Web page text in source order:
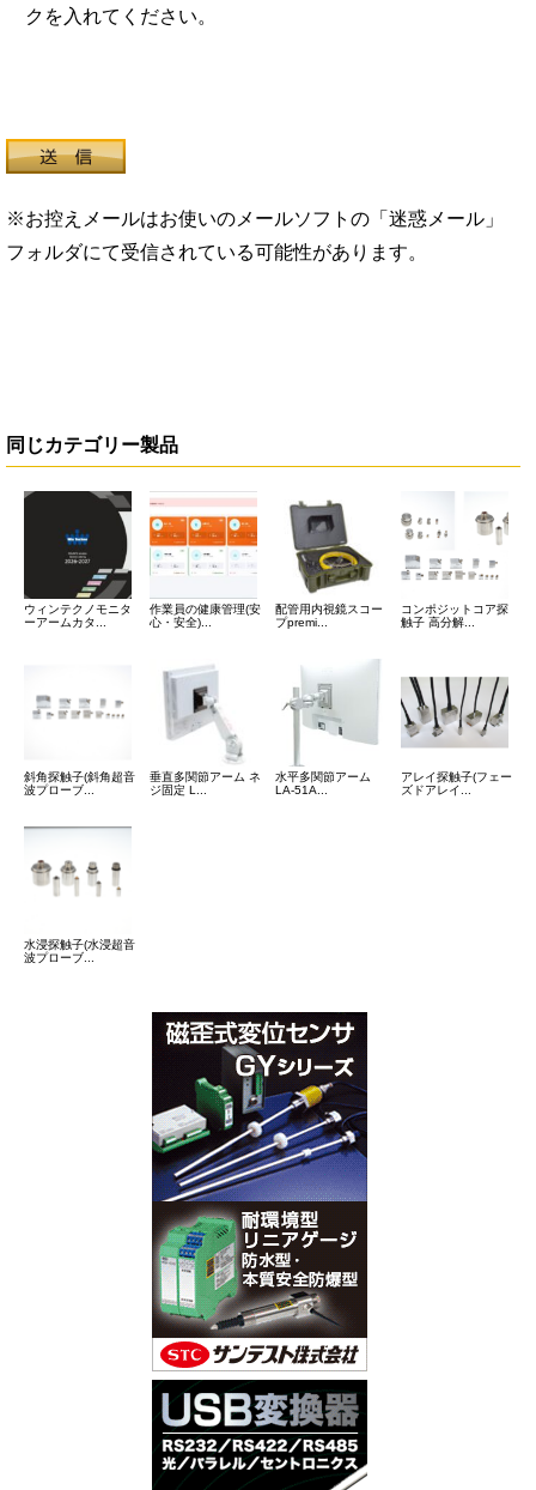
クを入れてください。
※お控えメールはお使いのメールソフトの「迷惑メール」
フォルダにて受信されている可能性があります。
同じカテゴリー製品
ウィンテクノモニタ
ーアームカタ...
作業員の健康管理(安
心・安全)...
配管用内視鏡スコー
プpremi...
コンポジットコア探
触子 高分解...
斜角探触子(斜角超音
波プローブ...
垂直多関節アーム ネ
ジ固定 L...
水平多関節アーム
LA-51A...
アレイ探触子(フェー
ズドアレイ...
水浸探触子(水浸超音
波プローブ...